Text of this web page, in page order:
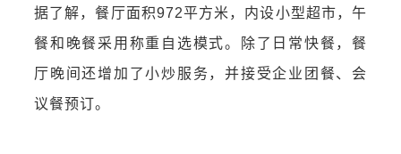
据了解，餐厅面积972平方米，内设小型超市，午
餐和晚餐采用称重自选模式。除了日常快餐，餐
厅晚间还增加了小炒服务，并接受企业团餐、会
议餐预订。